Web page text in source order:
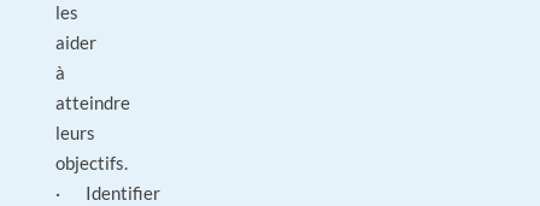
les
aider
à
atteindre
leurs
objectifs.
· Identifier